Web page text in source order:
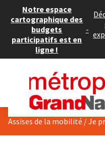
Notre espace
cartographique des
budgets
participatifs est en
ligne !
-
Assises de la mobilité /Je